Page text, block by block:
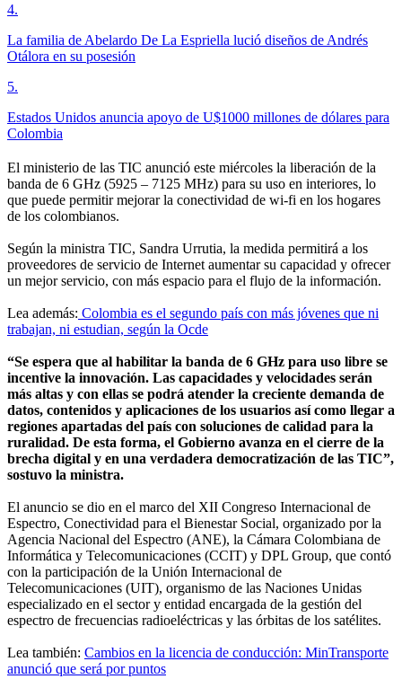
4.
La familia de Abelardo De La Espriella lució diseños de Andrés
Otálora en su posesión
5.
Estados Unidos anuncia apoyo de U$1000 millones de dólares para
Colombia
El ministerio de las TIC anunció este miércoles la liberación de la
banda de 6 GHz (5925 – 7125 MHz) para su uso en interiores, lo
que puede permitir mejorar la conectividad de wi-fi en los hogares
de los colombianos.
Según la ministra TIC, Sandra Urrutia, la medida permitirá a los
proveedores de servicio de Internet aumentar su capacidad y ofrecer
un mejor servicio, con más espacio para el flujo de la información.
Lea además: Colombia es el segundo país con más jóvenes que ni
trabajan, ni estudian, según la Ocde
“Se espera que al habilitar la banda de 6 GHz para uso libre se
incentive la innovación. Las capacidades y velocidades serán
más altas y con ellas se podrá atender la creciente demanda de
datos, contenidos y aplicaciones de los usuarios así como llegar a
regiones apartadas del país con soluciones de calidad para la
ruralidad. De esta forma, el Gobierno avanza en el cierre de la
brecha digital y en una verdadera democratización de las TIC”,
sostuvo la ministra.
El anuncio se dio en el marco del XII Congreso Internacional de
Espectro, Conectividad para el Bienestar Social, organizado por la
Agencia Nacional del Espectro (ANE), la Cámara Colombiana de
Informática y Telecomunicaciones (CCIT) y DPL Group, que contó
con la participación de la Unión Internacional de
Telecomunicaciones (UIT), organismo de las Naciones Unidas
especializado en el sector y entidad encargada de la gestión del
espectro de frecuencias radioeléctricas y las órbitas de los satélites.
Lea también: Cambios en la licencia de conducción: MinTransporte
anunció que será por puntos